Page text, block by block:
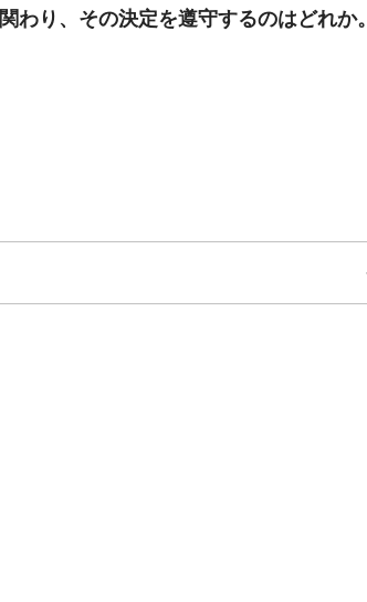
り、その決定を遵守するのはどれか。